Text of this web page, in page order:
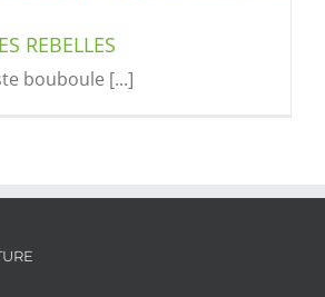
REBELLES
bouboule [...]